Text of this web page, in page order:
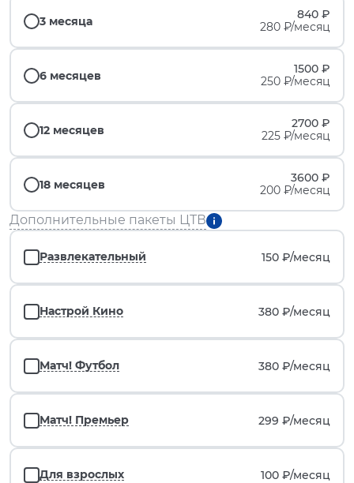
3 месяца
840 ₽
280 ₽/месяц
6 месяцев
1500 ₽
250 ₽/месяц
12 месяцев
2700 ₽
225 ₽/месяц
18 месяцев
3600 ₽
200 ₽/месяц
Дополнительные пакеты ЦТВ
Развлекательный 150 ₽/месяц
Настрой Кино 380 ₽/месяц
Матч! Футбол 380 ₽/месяц
Матч! Премьер 299 ₽/месяц
Для взрослых 100 ₽/месяц